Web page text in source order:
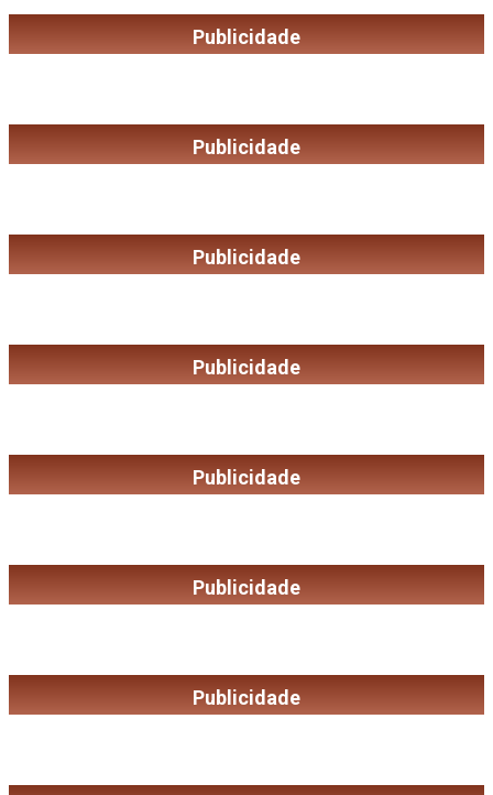
Publicidade
Publicidade
Publicidade
Publicidade
Publicidade
Publicidade
Publicidade